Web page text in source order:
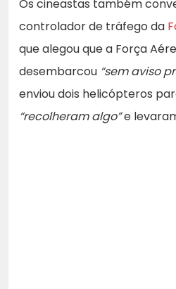
Os cineastas também
controlador de tráfego da
que alegou que a Força
desembarcou “sem aviso
enviou dois helicópteros
“recolheram algo”e